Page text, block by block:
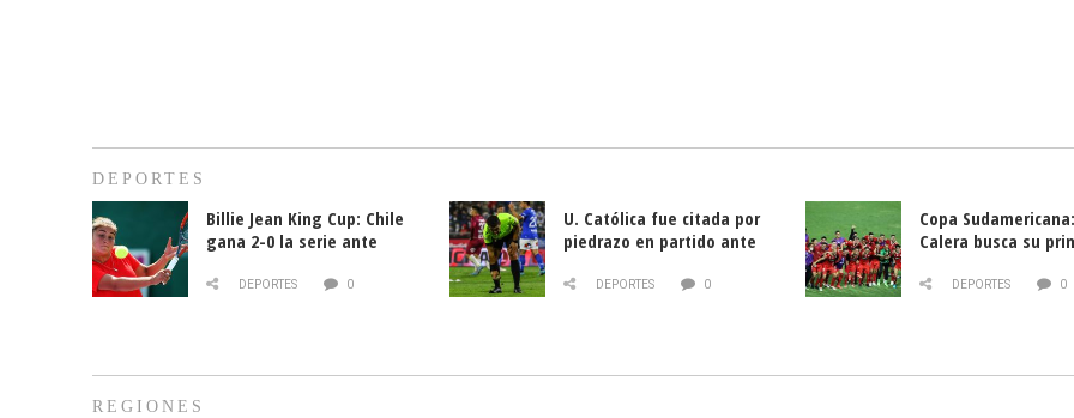
DEPORTES
Billie Jean King Cup: Chile
gana 2-0 la serie ante
DEPORTES 0
U. Católica fue citada por
piedrazo en partido ante
DEPORTES 0
Copa
Calera busca su
DEPORTES 0
REGIONES